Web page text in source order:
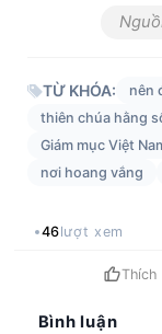
TỪ KHÓA:
nên
thiên chúa hằng
Giám mục Việt
nơi hoang vắng
46lượt xem
Thích
Bình luận